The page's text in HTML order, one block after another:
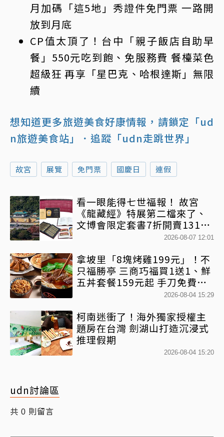
月加碼「這5地」秀證件免門票 一路開
放到月底
CP值太頂了！台中「親子飯店自助早
餐」550元吃到飽、免服務費 餐檯菜色
超級狂 再享「星巴克、哈根達斯」無限
續
想知道更多旅遊美食好康情報，請鎖定「ud
n旅遊美食站」
．追蹤「udn走跳世界」
故宮 展覽 免門票 國慶日 連假
看一眼能得七世福報！ 故宮
《龍藏經》特展第二檔來了、
文博會限定套書7折開賣131萬
網驚：貧窮限制想像2026-08-07 12:01
拿坡里「8塊烤雞199元」！不
只福勝亭 三商巧福買1送1、鮮
五丼套餐159元起 手刀免費領
2026-08-04 15:29
柯南迷衝了！海外獨家授權主
題房在台灣 劍湖山打造沉浸式
推理假期
2026-08-04 15:20
udn討論區
共 0 則留言